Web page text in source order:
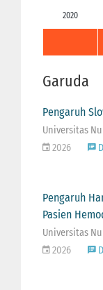
2020
Garuda
Pengaruh
Universitas
2026
Pengaruh
Pasien
Universitas
2026